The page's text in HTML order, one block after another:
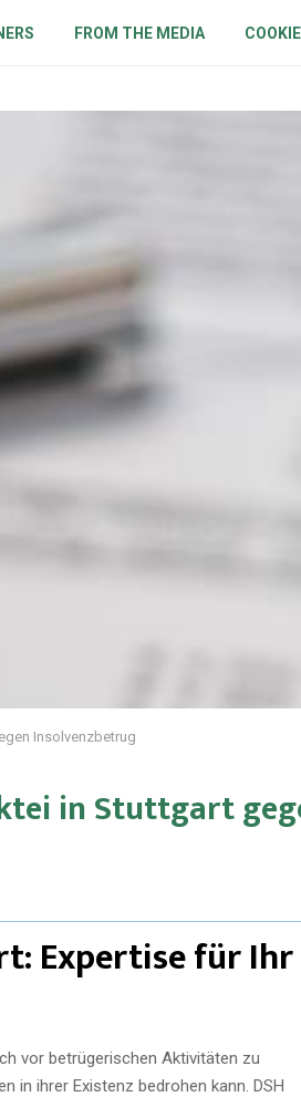
FROM THE MEDIA
Insolvenzbetrug
in Stuttgart
Expertise für Ihr
vor betrügerischen Aktivitäten zu
in ihrer Existenz bedrohen kann. DSH